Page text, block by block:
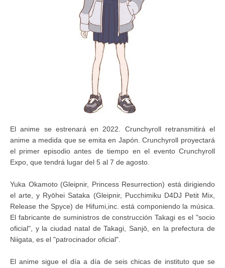
El anime se estrenará en 2022. Crunchyroll retransmitirá el
anime a medida que se emita en Japón. Crunchyroll proyectará
el primer episodio antes de tiempo en el evento Crunchyroll
Expo, que tendrá lugar del 5 al 7 de agosto.
Yuka Okamoto (Gleipnir, Princess Resurrection) está dirigiendo
el arte, y Ryōhei Sataka (Gleipnir, Pucchimiku D4DJ Petit Mix,
Release the Spyce) de Hifumi,inc. está componiendo la música.
El fabricante de suministros de construcción Takagi es el "socio
oficial", y la ciudad natal de Takagi, Sanjō, en la prefectura de
Niigata, es el "patrocinador oficial".
El anime sigue el día a día de seis chicas de instituto que se